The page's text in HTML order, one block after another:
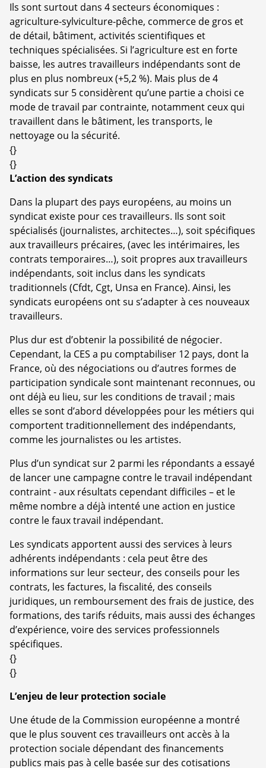
Ils sont surtout dans 4 secteurs économiques :
agriculture-sylviculture-pêche, commerce de gros et
de détail, bâtiment, activités scientifiques et
techniques spécialisées. Si l’agriculture est en forte
baisse, les autres travailleurs indépendants sont de
plus en plus nombreux (+5,2 %). Mais plus de 4
syndicats sur 5 considèrent qu’une partie a choisi ce
mode de travail par contrainte, notamment ceux qui
travaillent dans le bâtiment, les transports, le
nettoyage ou la sécurité.
{}
{}
L’action des syndicats
Dans la plupart des pays européens, au moins un
syndicat existe pour ces travailleurs. Ils sont soit
spécialisés (journalistes, architectes…), soit spécifiques
aux travailleurs précaires, (avec les intérimaires, les
contrats temporaires…), soit propres aux travailleurs
indépendants, soit inclus dans les syndicats
traditionnels (Cfdt, Cgt, Unsa en France). Ainsi, les
syndicats européens ont su s’adapter à ces nouveaux
travailleurs.
Plus dur est d’obtenir la possibilité de négocier.
Cependant, la CES a pu comptabiliser 12 pays, dont la
France, où des négociations ou d’autres formes de
participation syndicale sont maintenant reconnues, ou
ont déjà eu lieu, sur les conditions de travail ; mais
elles se sont d’abord développées pour les métiers qui
comportent traditionnellement des indépendants,
comme les journalistes ou les artistes.
Plus d’un syndicat sur 2 parmi les répondants a essayé
de lancer une campagne contre le travail indépendant
contraint - aux résultats cependant difficiles – et le
même nombre a déjà intenté une action en justice
contre le faux travail indépendant.
Les syndicats apportent aussi des services à leurs
adhérents indépendants : cela peut être des
informations sur leur secteur, des conseils pour les
contrats, les factures, la fiscalité, des conseils
juridiques, un remboursement des frais de justice, des
formations, des tarifs réduits, mais aussi des échanges
d’expérience, voire des services professionnels
spécifiques.
{}
{}
L’enjeu de leur protection sociale
Une étude de la Commission européenne a montré
que le plus souvent ces travailleurs ont accès à la
protection sociale dépendant des financements
publics mais pas à celle basée sur des cotisations